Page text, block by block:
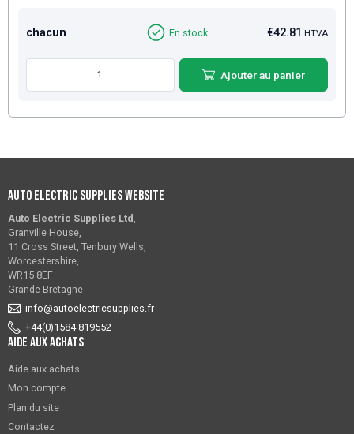
chacun €42.81 HTVA
En stock
Ajouter au panier
Auto Electric Supplies Website
Auto Electric Supplies Ltd
Granville House,
11 Cross Street, Tenbury Wells,
Worcestershire,
WR15 8EF
Grande Bretagne
info@autoelectricsupplies.fr
+44(0)1584 819552
Aide aux achats
Aide aux achats
Mon compte
Plan du site
Contactez